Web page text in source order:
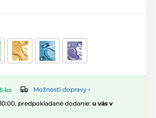
ks
Možnosti dopravy ›
predpokladané dodanie: u vás v